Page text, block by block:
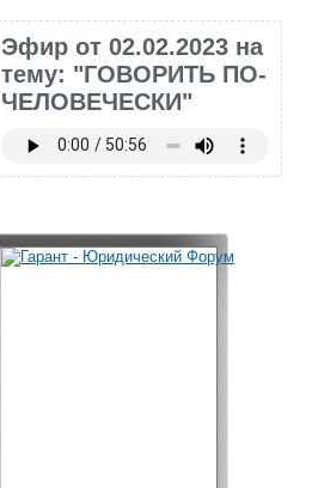
Эфир от 02.02.2023 на
тему: "ГОВОРИТЬ ПО-
ЧЕЛОВЕЧЕСКИ"